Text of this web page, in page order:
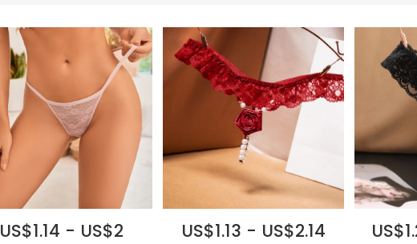
US$1.14 - US$2 US$1.13 - US$2.14